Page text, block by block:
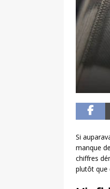
Si
manque
chiffres
plutôt que